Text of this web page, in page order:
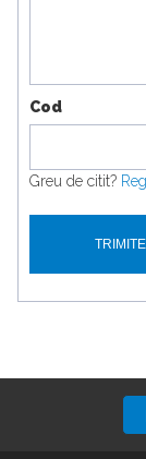
Cod
Greu de citit?